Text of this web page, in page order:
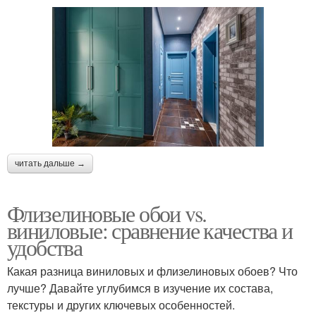
читать дальше →
Флизелиновые обои vs.
виниловые: сравнение качества и
удобства
Какая разница виниловых и флизелиновых обоев? Что
лучше? Давайте углубимся в изучение их состава,
текстуры и других ключевых особенностей.